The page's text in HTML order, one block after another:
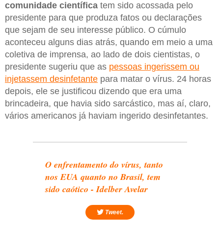
comunidade científica tem sido acossada pelo
presidente para que produza fatos ou declarações
que sejam de seu interesse público. O cúmulo
aconteceu alguns dias atrás, quando em meio a uma
coletiva de imprensa, ao lado de dois cientistas, o
presidente sugeriu que as pessoas ingerissem ou
injetassem desinfetante para matar o vírus. 24 horas
depois, ele se justificou dizendo que era uma
brincadeira, que havia sido sarcástico, mas aí, claro,
vários americanos já haviam ingerido desinfetantes.
O enfrentamento do vírus, tanto
nos EUA quanto no Brasil, tem
sido caótico - Idelber Avelar
Tweet.